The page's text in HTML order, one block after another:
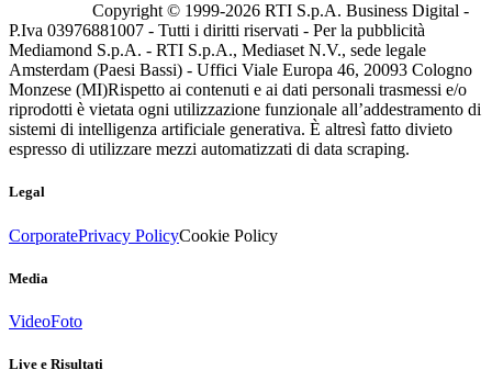
Copyright © 1999-2026 RTI S.p.A. Business Digital -
P.Iva 03976881007 - Tutti i diritti riservati - Per la pubblicità
Mediamond S.p.A. - RTI S.p.A., Mediaset N.V., sede legale
Amsterdam (Paesi Bassi) - Uffici Viale Europa 46, 20093 Cologno
Monzese (MI)Rispetto ai contenuti e ai dati personali trasmessi e/o
riprodotti è vietata ogni utilizzazione funzionale all’addestramento di
sistemi di intelligenza artificiale generativa. È altresì fatto divieto
espresso di utilizzare mezzi automatizzati di data scraping.
Legal
CorporatePrivacy PolicyCookie Policy
Media
VideoFoto
Live e Risultati